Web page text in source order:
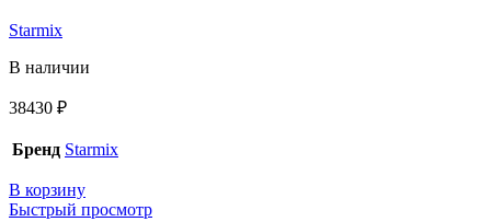
Starmix
В наличии
38430 ₽
Бренд Starmix
В корзину
Быстрый просмотр